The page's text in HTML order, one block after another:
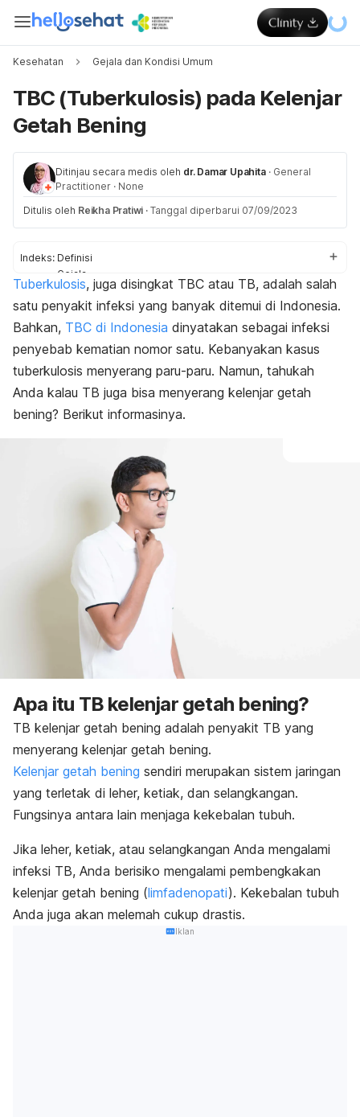
Kesehatan Gejala dan Kondisi Umum
TBC (Tuberkulosis) pada Kelenjar
Getah Bening
Ditinjau secara medis oleh dr. Damar Upahita · General
Practitioner · None
Ditulis oleh Reikha Pratiwi · Tanggal diperbarui 07/09/2023
Indeks: Definisi
Gejala
Penyebab
Faktor risiko
Diagnosis
Pengobatan
Pencegahan
Tuberkulosis, juga disingkat TBC atau TB, adalah salah
satu penyakit infeksi yang banyak ditemui di Indonesia.
Bahkan, TBC di Indonesia dinyatakan sebagai infeksi
penyebab kematian nomor satu. Kebanyakan kasus
tuberkulosis menyerang paru-paru. Namun, tahukah
Anda kalau TB juga bisa menyerang kelenjar getah
bening? Berikut informasinya.
Apa itu TB kelenjar getah bening?
TB kelenjar getah bening adalah penyakit TB yang
menyerang kelenjar getah bening.
Kelenjar getah bening sendiri merupakan sistem jaringan
yang terletak di leher, ketiak, dan selangkangan.
Fungsinya antara lain menjaga kekebalan tubuh.
Jika leher, ketiak, atau selangkangan Anda mengalami
infeksi TB, Anda berisiko mengalami pembengkakan
kelenjar getah bening (limfadenopati). Kekebalan tubuh
Anda juga akan melemah cukup drastis.
Iklan